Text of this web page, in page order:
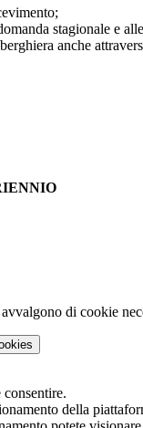
stagionale e
era anche
di cookie
della